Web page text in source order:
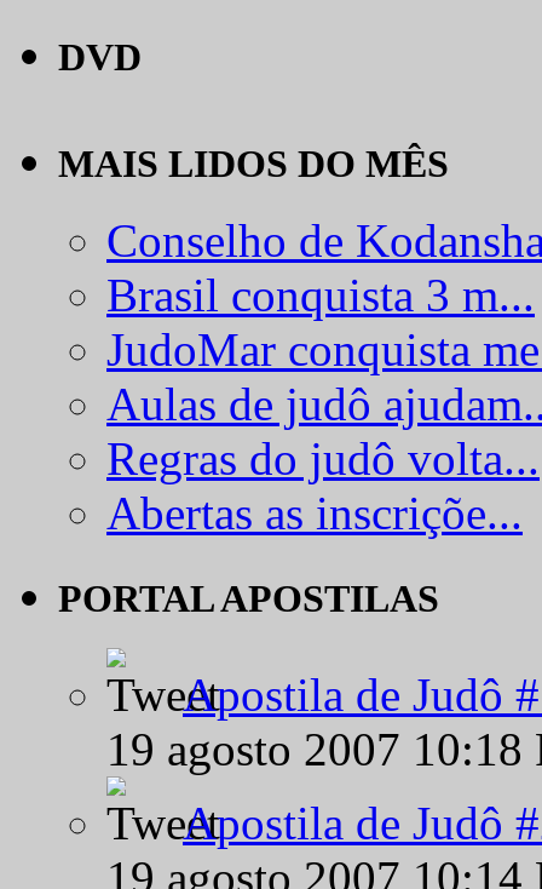
DVD
MAIS LIDOS DO MÊS
Conselho de
Brasil conquista 3 m...
JudoMar conquista
Aulas de judô
Regras do judô volta...
Abertas as inscriçõe...
PORTAL APOSTILAS
Apostila de Judô
19 agosto 2007
Apostila de Judô
19 agosto 2007